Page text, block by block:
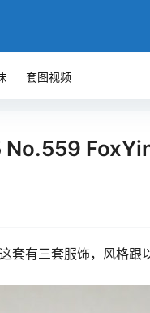
套图视频
有三套服饰，风格跟